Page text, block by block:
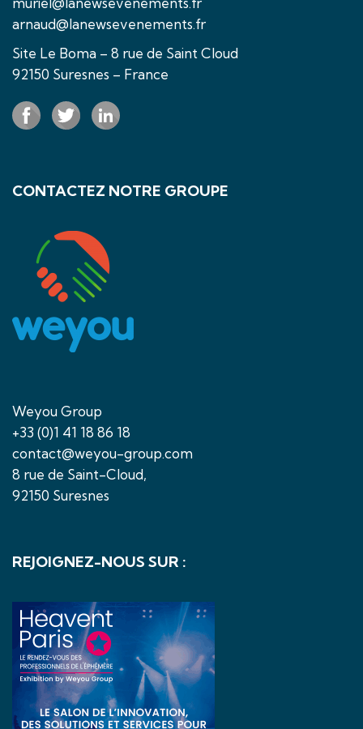
arnaud@lanewsevenements.fr
Site Le Boma – 8 rue de Saint Cloud
92150 Suresnes – France
CONTACTEZ NOTRE GROUPE
Weyou Group
+33 (0)1 41 18 86 18
contact@weyou-group.com
8 rue de Saint-Cloud,
92150 Suresnes
REJOIGNEZ-NOUS SUR :